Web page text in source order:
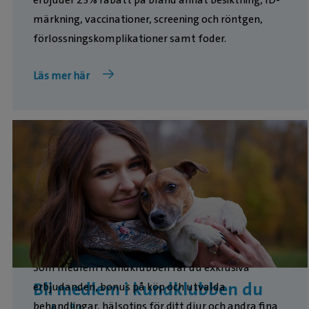
märkning, vaccinationer, screening och röntgen,
förlossningskomplikationer samt foder.
Läs mer här
Bli medlem i kundklubben du
Som medlem i kundklubben får du exklusiva
erbjudanden, bonus på köp och utvalda
behandlingar, hälsotips för ditt djur och andra fina